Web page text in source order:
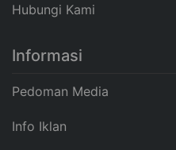
Hubungi Kami
Informasi
Pedoman Media
Info Iklan